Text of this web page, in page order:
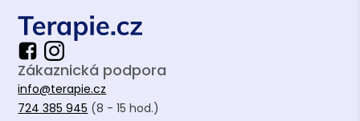
Zákaznická podpora
info@terapie.cz
724 385 945 (8 - 15 hod.)